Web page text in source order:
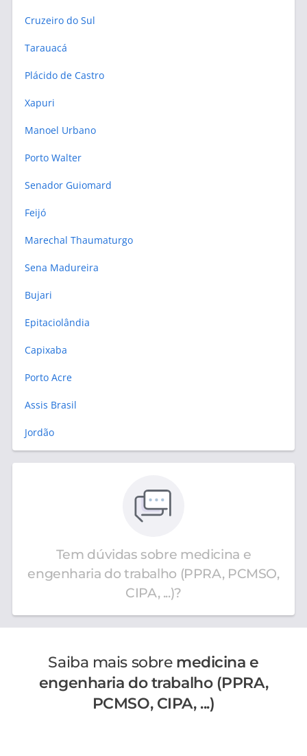
Cruzeiro do Sul
Tarauacá
Plácido de Castro
Xapuri
Manoel Urbano
Porto Walter
Senador Guiomard
Feijó
Marechal Thaumaturgo
Sena Madureira
Bujari
Epitaciolândia
Capixaba
Porto Acre
Assis Brasil
Jordão
Tem dúvidas sobre medicina e
engenharia do trabalho (PPRA, PCMSO,
CIPA, ...)?
Saiba mais sobre medicina e
engenharia do trabalho (PPRA,
PCMSO, CIPA, ...)